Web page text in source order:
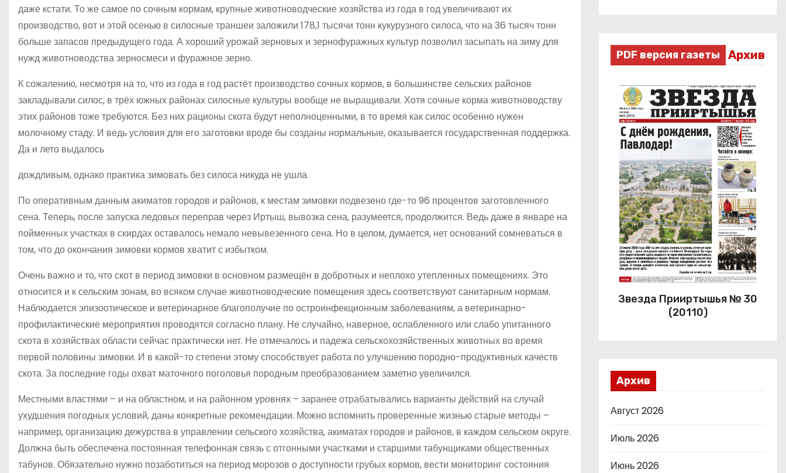
даже кстати. То же самое по сочным кормам, крупные животноводческие хозяйства из года в год увеличивают их
производство, вот и этой осенью в силосные траншеи заложили 178,1 тысячи тонн кукурузного силоса, что на 36 тысяч тонн
больше запасов предыдущего года. А хороший урожай зерновых и зернофуражных культур позволил засыпать на зиму для
нужд животноводства зерносмеси и фуражное зерно.
К сожалению, несмотря на то, что из года в год растёт производство сочных кормов, в большинстве сельских районов
закладывали силос, в трёх южных районах силосные культуры вообще не выращивали. Хотя сочные корма животноводству
этих районов тоже требуются. Без них рационы скота будут неполноценными, в то время как силос особенно нужен
молочному стаду. И ведь условия для его заготовки вроде бы созданы нормальные, оказывается государственная поддержка.
Да и лето выдалось
дождливым, однако практика зимовать без силоса никуда не ушла.
По оперативным данным акиматов городов и районов, к местам зимовки подвезено где-то 96 процентов заготовленного
сена. Теперь, после запуска ледовых переправ через Иртыш, вывозка сена, разумеется, продолжится. Ведь даже в январе на
пойменных участках в скирдах оставалось немало невывезенного сена. Но в целом, думается, нет оснований сомневаться в
том, что до окончания зимовки кормов хватит с избытком.
Очень важно и то, что скот в период зимовки в основном размещён в добротных и неплохо утепленных помещениях. Это
относится и к сельским зонам, во всяком случае животноводческие помещения здесь соответствуют санитарным нормам.
Наблюдается эпизоотическое и ветеринарное благополучие по остроинфекционным заболеваниям, а ветеринарно-
профилактические мероприятия проводятся согласно плану. Не случайно, наверное, ослаб­ленного или слабо упитанного
скота в хозяйствах области сейчас практически нет. Не отмечалось и падежа сельскохозяйственных животных во время
первой половины зимовки. И в какой-то степени этому способствует работа по улучшению породно-продуктивных качеств
скота. За последние годы охват маточного поголовья породным преобразованием заметно увеличился.
Местными властями – и на областном, и на районном уровнях – заранее отрабатывались варианты действий на случай
ухудшения погодных условий, даны конкретные рекомендации. Можно вспомнить проверенные жизнью старые методы –
например, организацию дежурства в управлении сельского хозяйства, акиматах городов и районов, в каждом сельском округе.
Должна быть обеспечена постоянная телефонная связь с отгонными участками и старшими табунщиками общественных
табунов. Обязательно нужно позаботиться на период морозов о доступности грубых кормов, вести мониторинг состояния
PDF версия газеты Архив
Звезда Прииртышья № 30
(20110)
Архив
Август 2026
Июль 2026
Июнь 2026